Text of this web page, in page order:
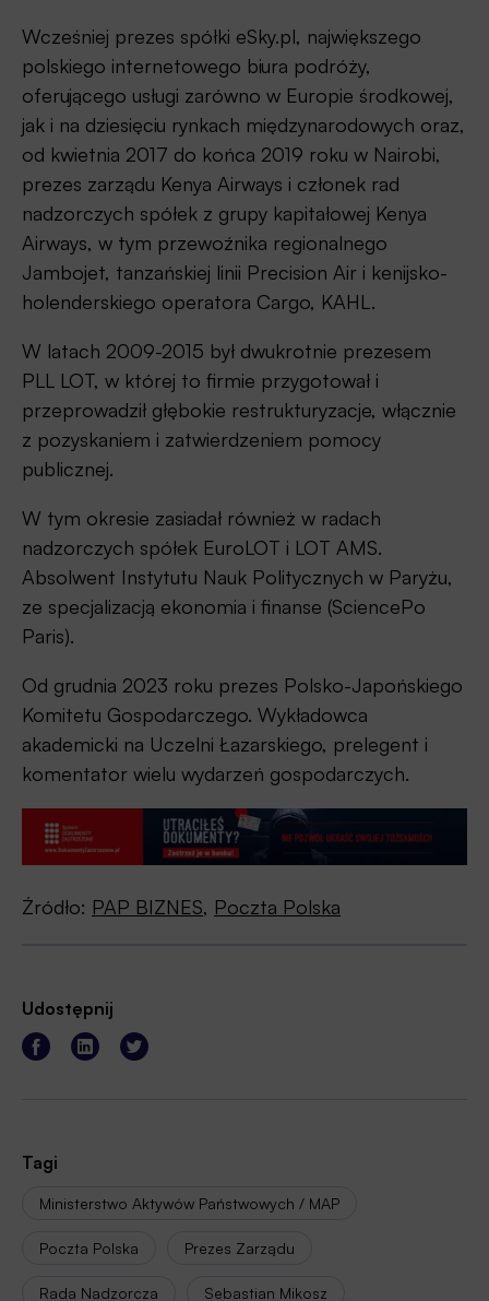
Wcześniej prezes spółki eSky.pl, największego
polskiego internetowego biura podróży,
oferującego usługi zarówno w Europie środkowej,
jak i na dziesięciu rynkach międzynarodowych oraz,
od kwietnia 2017 do końca 2019 roku w Nairobi,
prezes zarządu Kenya Airways i członek rad
nadzorczych spółek z grupy kapitałowej Kenya
Airways, w tym przewoźnika regionalnego
Jambojet, tanzańskiej linii Precision Air i kenijsko-
holenderskiego operatora Cargo, KAHL.
W latach 2009-2015 był dwukrotnie prezesem
PLL LOT, w której to firmie przygotował i
przeprowadził głębokie restrukturyzacje, włącznie
z pozyskaniem i zatwierdzeniem pomocy
publicznej.
W tym okresie zasiadał również w radach
nadzorczych spółek EuroLOT i LOT AMS.
Absolwent Instytutu Nauk Politycznych w Paryżu,
ze specjalizacją ekonomia i finanse (SciencePo
Paris).
Od grudnia 2023 roku prezes Polsko-Japońskiego
Komitetu Gospodarczego. Wykładowca
akademicki na Uczelni Łazarskiego, prelegent i
komentator wielu wydarzeń gospodarczych.
Źródło: PAP BIZNES, Poczta Polska
Udostępnij
Tagi
Ministerstwo Aktywów Państwowych / MAP
Poczta Polska Prezes Zarządu
Rada Nadzorcza Sebastian Mikosz